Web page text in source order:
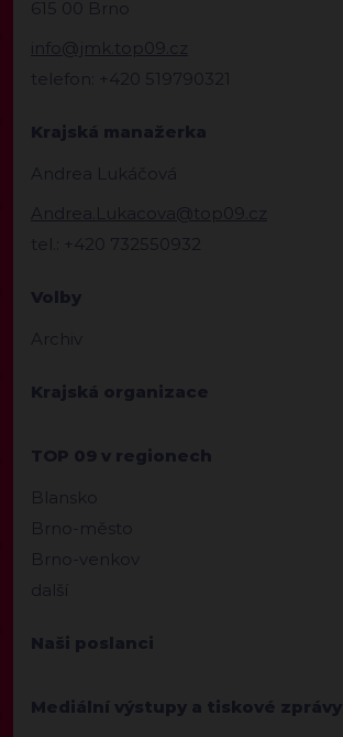
615 00 Brno
info@jmk.top09.cz
telefon: +420 519790321
Krajská manažerka
Andrea Lukáčová
Andrea.Lukacova@top09.cz
tel.: +420 732550932
Volby
Archiv
Krajská organizace
TOP 09 v regionech
Blansko
Brno-město
Brno-venkov
další
Naši poslanci
Mediální výstupy a tiskové zprávy